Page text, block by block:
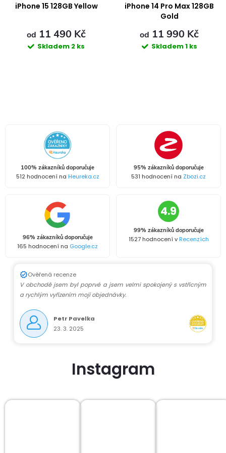
iPhone 15 128GB Yellow
od 11 490 Kč
Skladem 2 ks
iPhone 14 Pro Max 128GB
Gold
od 11 990 Kč
Skladem1 ks
p
100% zákazníků doporučuje
512 hodnocení na Heureka.cz
95% zákazníků doporučuje
531 hodnocení na Zbozi.cz
96% zákazníků doporučuje
165 hodnocení na Google.cz
4.9
99% zákazníků doporučuje
1527 hodnocení vRecenzích
Ověřená recenze
V obchodě jsem byl poprvé a jsem velmi spokojený s vstřícným
a rychlým vyřízením mojí objednávky.
Petr Pavelka
23. 3. 2025
Instagram